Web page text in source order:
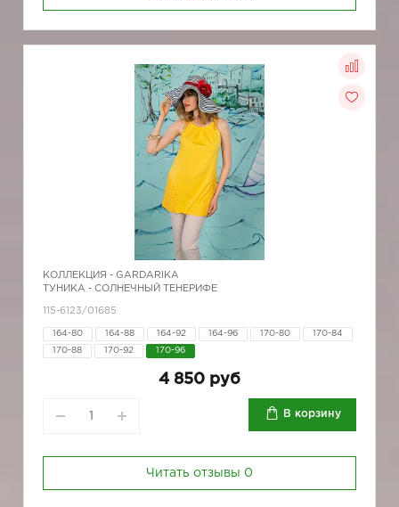
КОЛЛЕКЦИЯ - GARDARIKA
ТУНИКА - СОЛНЕЧНЫЙ ТЕНЕРИФЕ
115-6123/01685
164-80 164-88 164-92 164-96 170-80 170-84
170-88 170-92 170-96
4 850 руб
В корзину
Читать отзывы 0